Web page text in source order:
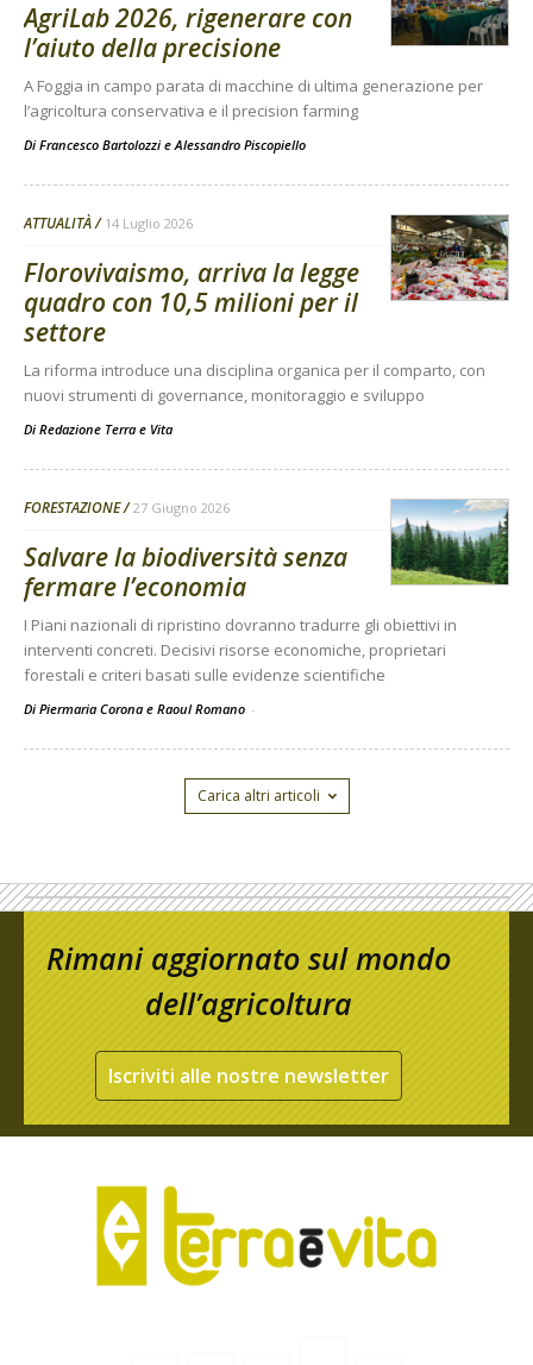
AgriLab 2026, rigenerare con
l’aiuto della precisione
A Foggia in campo parata di macchine di ultima generazione per
l’agricoltura conservativa e il precision farming
Di Francesco Bartolozzi eAlessandro Piscopiello
ATTUALITÀ 14 Luglio 2026
Florovivaismo, arriva la legge
quadro con 10,5 milioni per il
settore
La riforma introduce una disciplina organica per il comparto, con
nuovi strumenti di governance, monitoraggio e sviluppo
Di Redazione Terra e Vita
FORESTAZIONE 27 Giugno 2026
Salvare la biodiversità senza
fermare l’economia
I Piani nazionali di ripristino dovranno tradurre gli obiettivi in
interventi concreti. Decisivi risorse economiche, proprietari
forestali e criteri basati sulle evidenze scientifiche
Di Piermaria Corona e Raoul Romano -
Carica altri articoli
Rimani aggiornato sul mondo
dell’agricoltura
Iscriviti alle nostre newsletter